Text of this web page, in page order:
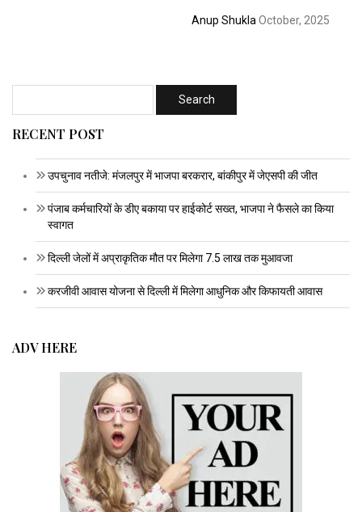
Anup Shukla October, 2025
RECENT POST
उपचुनाव नतीजे: मंजलपुर में भाजपा बरकरार, बांकीपुर में जेएसपी की जीत
पंजाब कर्मचारियों के डीए बकाया पर हाईकोर्ट सख्त, भाजपा ने फैसले का किया
स्वागत
दिल्ली जेलों में अप्राकृतिक मौत पर मिलेगा 7.5 लाख तक मुआवजा
करजीवी आवास योजना से दिल्ली में मिलेगा आधुनिक और किफायती आवास
ADV HERE